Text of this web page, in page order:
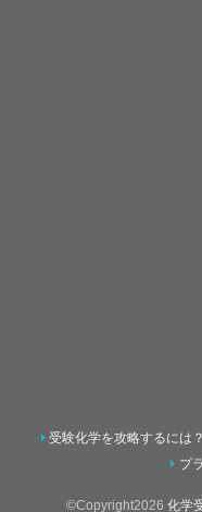
受験化学を攻略するには？
プ
©Copyright2026 化学